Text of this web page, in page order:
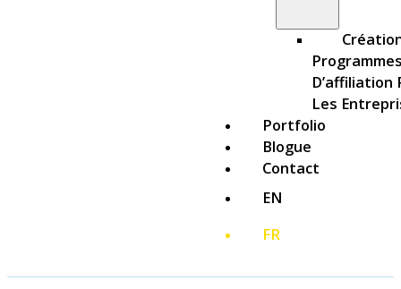
D’affiliation
Les
Portfolio
Blogue
Contact
EN
FR